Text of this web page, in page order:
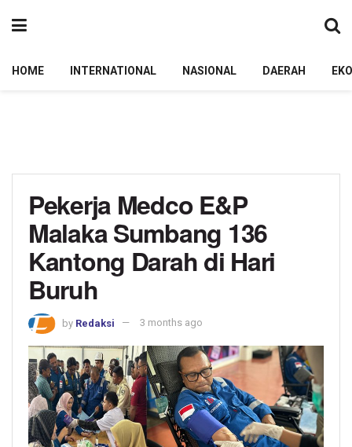
HOME INTERNATIONAL NASIONAL DAERAH
Pekerja Medco E&P
Malaka Sumbang 136
Kantong Darah di Hari
Buruh
by Redaksi 3 months ago